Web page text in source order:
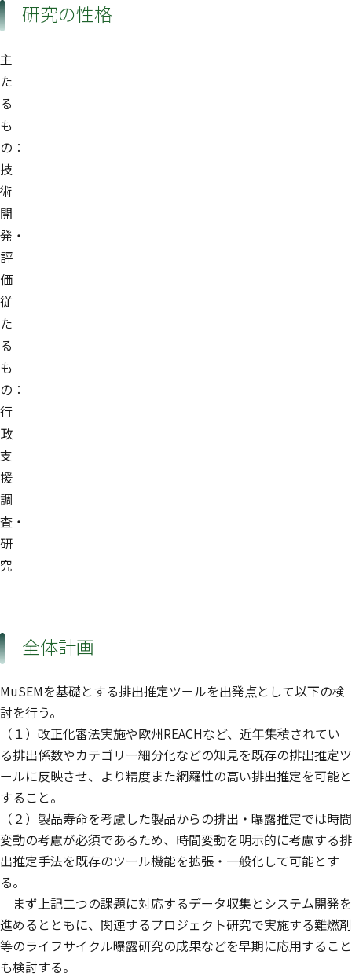
研究の性格
主
た
る
も
の：
技
術
開
発・
評
価
従
た
る
も
の：
行
政
支
援
調
査・
研
究
全体計画
MuSEMを基礎とする排出推定ツールを出発点として以下の検
討を行う。
（１）改正化審法実施や欧州REACHなど、近年集積されてい
る排出係数やカテゴリー細分化などの知見を既存の排出推定ツ
ールに反映させ、より精度また網羅性の高い排出推定を可能と
すること。
（２）製品寿命を考慮した製品からの排出・曝露推定では時間
変動の考慮が必須であるため、時間変動を明示的に考慮する排
出推定手法を既存のツール機能を拡張・一般化して可能とす
る。
まず上記二つの課題に対応するデータ収集とシステム開発を
進めるとともに、関連するプロジェクト研究で実施する難燃剤
等のライフサイクル曝露研究の成果などを早期に応用すること
も検討する。